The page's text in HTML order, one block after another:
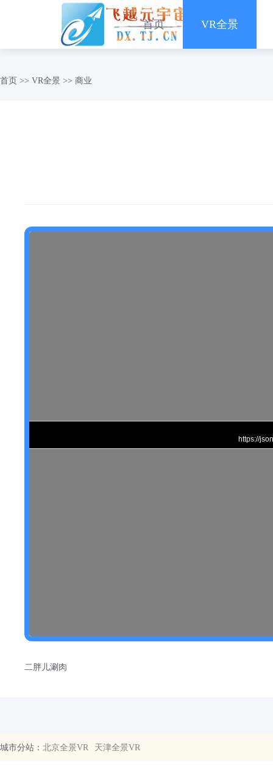
首页 VR全景
首页 >> VR全景 >> 商业
二胖儿涮肉
城市分站： 北京全景VR 天津全景VR